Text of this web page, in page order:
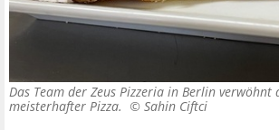
Das Team der Zeus Pizzeria in Berlin verwöhnt
meisterhafter Pizza. © Sahin Ciftci